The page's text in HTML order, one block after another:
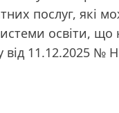
послуг, які
освіти, що
11.12.2025 №